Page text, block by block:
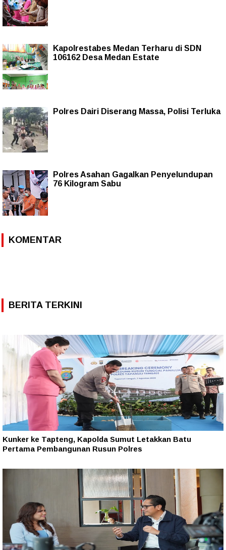
Kapolrestabes Medan Terharu di SDN
106162 Desa Medan Estate
Polres Dairi Diserang Massa, Polisi Terluka
Polres Asahan Gagalkan Penyelundupan
76 Kilogram Sabu
KOMENTAR
BERITA TERKINI
Kunker ke Tapteng, Kapolda Sumut Letakkan Batu
Pertama Pembangunan Rusun Polres